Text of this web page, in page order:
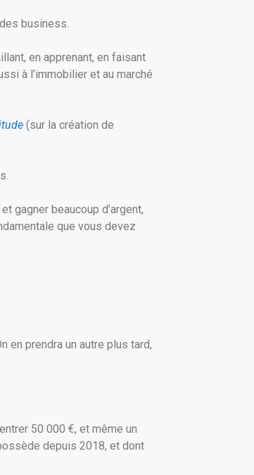
business.
en apprenant, en faisant
à l’immobilier et au marché
(sur la création de
gagner beaucoup d’argent,
que vous devez
en prendra un autre plus tard,
50 000 €, et même un
depuis 2018, et dont